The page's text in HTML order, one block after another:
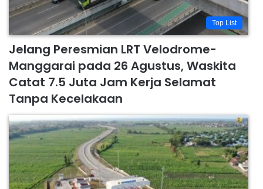
Top List
Jelang Peresmian LRT Velodrome-
Manggarai pada 26 Agustus, Waskita
Catat 7.5 Juta Jam Kerja Selamat
Tanpa Kecelakaan